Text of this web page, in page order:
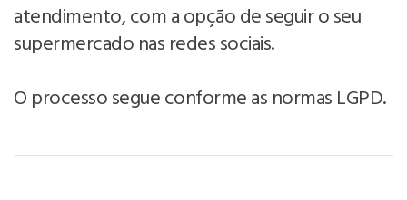
atendimento, com a opção de seguir o seu
supermercado nas redes sociais.
O processo segue conforme as normas LGPD.